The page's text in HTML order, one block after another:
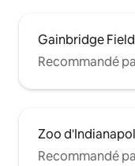
Gainbridge
Recommandé
Zoo
Recommandé